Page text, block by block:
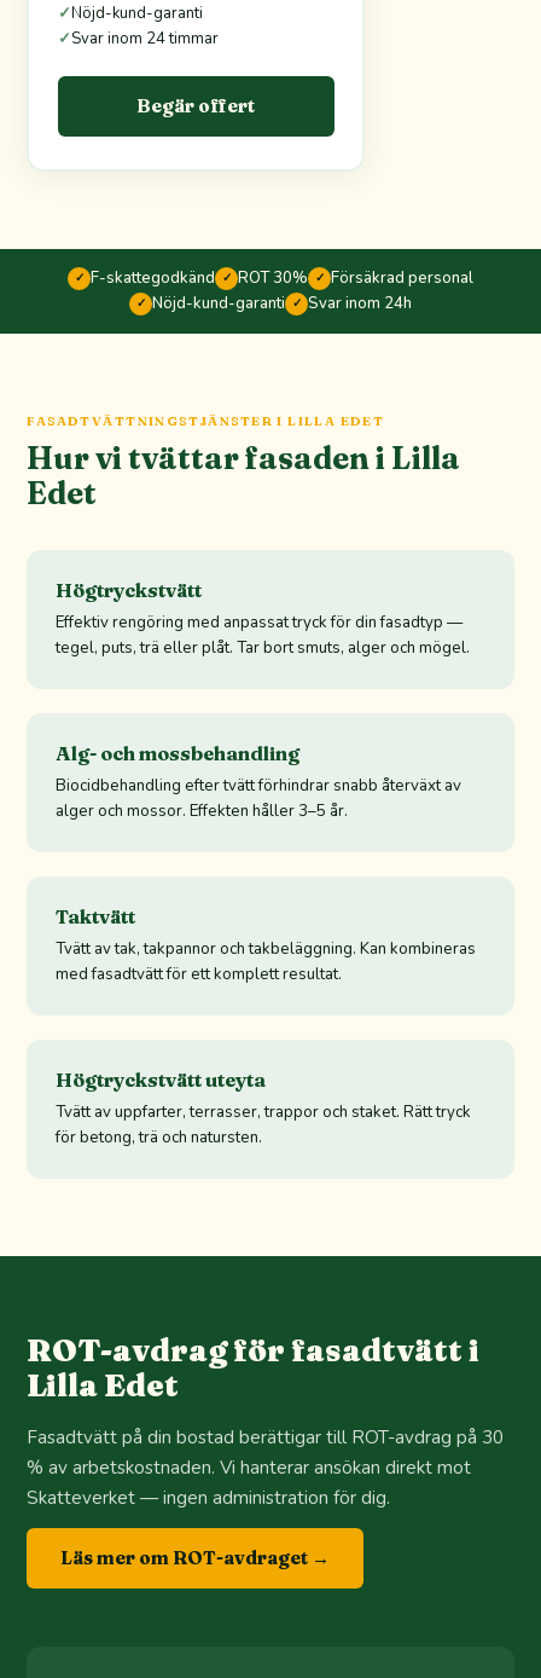
✓Nöjd-kund-garanti
✓Svar inom 24 timmar
Begär offert
✓ F-skattegodkänd ✓ ROT 30% ✓ Försäkrad personal
✓ Nöjd-kund-garanti ✓ Svar inom 24h
FASADTVÄTTNINGSTJÄNSTER I LILLA EDET
Hur vi tvättar fasaden i Lilla
Edet
Högtryckstvätt
Effektiv rengöring med anpassat tryck för din fasadtyp —
tegel, puts, trä eller plåt. Tar bort smuts, alger och mögel.
Alg- och mossbehandling
Biocidbehandling efter tvätt förhindrar snabb återväxt av
alger och mossor. Effekten håller 3–5 år.
Taktvätt
Tvätt av tak, takpannor och takbeläggning. Kan kombineras
med fasadtvätt för ett komplett resultat.
Högtryckstvätt uteyta
Tvätt av uppfarter, terrasser, trappor och staket. Rätt tryck
för betong, trä och natursten.
ROT-avdrag för fasadtvätt i
Lilla Edet
Fasadtvätt på din bostad berättigar till ROT-avdrag på 30
% av arbetskostnaden. Vi hanterar ansökan direkt mot
Skatteverket — ingen administration för dig.
Läs mer om ROT-avdraget →